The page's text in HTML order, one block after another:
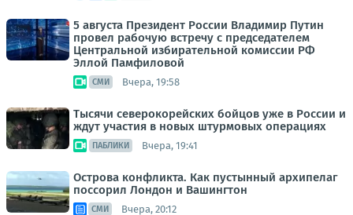
5 августа Президент России Владимир Путин
провел рабочую встречу с председателем
Центральной избирательной комиссии РФ
Эллой Памфиловой
СМИ Вчера, 19:58
Тысячи северокорейских бойцов уже в России и
ждут участия в новых штурмовых операциях
ПАБЛИКИ Вчера, 19:41
Острова конфликта. Как пустынный архипелаг
поссорил Лондон и Вашингтон
СМИ Вчера, 20:12